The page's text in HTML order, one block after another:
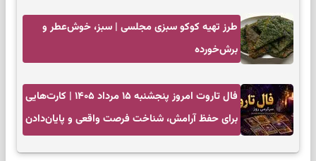
طرز تهیه کوکو سبزی مجلسی | سبز، خوش‌عطر و
برش‌خورده
فال تاروت امروز پنجشنبه ۱۵ مرداد ۱۴۰۵ | کارت‌هایی
برای حفظ آرامش، شناخت فرصت واقعی و پایان‌دادن